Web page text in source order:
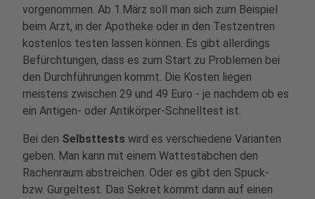
vorgenommen. Ab 1.März soll man sich zum Beispiel
beim Arzt, in der Apotheke oder in den Testzentren
kostenlos testen lassen können. Es gibt allerdings
Befürchtungen, dass es zum Start zu Problemen bei
den Durchführungen kommt. Die Kosten liegen
meistens zwischen 29 und 49 Euro - je nachdem ob es
ein Antigen- oder Antikörper-Schnelltest ist.
Bei den Selbsttests wird es verschiedene Varianten
geben. Man kann mit einem Wattestäbchen den
Rachenraum abstreichen. Oder es gibt den Spuck-
bzw. Gurgeltest. Das Sekret kommt dann auf einen